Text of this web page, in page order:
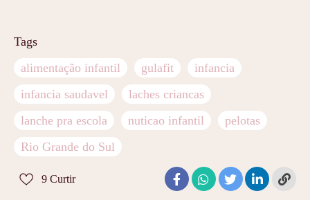
Tags
alimentação infantil
gulafit
infancia
infancia saudavel
laches criancas
lanche pra escola
nuticao infantil
pelotas
Rio Grande do Sul
9 Curtir